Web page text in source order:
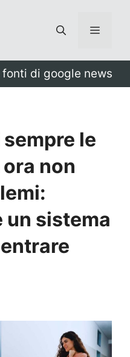
Menu
di google news
le
non
un sistema